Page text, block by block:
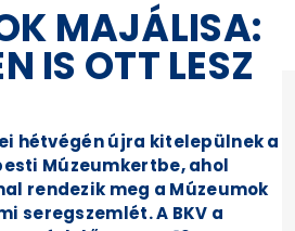
MAJÁLISA:
IS OTT LESZ
ei hétvégén újra kitelepülnek a
Múzeumkertbe, ahol
rendezik meg a Múzeumok
seregszemlét. A BKV a